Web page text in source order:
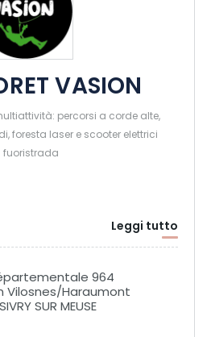
VASION
percorsi a corde alte,
foresta laser e scooter elettrici
fuoristrada
Leggi tutto
964
Vilosnes/Haraumont
SUR MEUSE